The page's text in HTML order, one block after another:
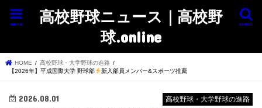
高校野球ニュース｜高校野
球.online
search
menu
HOME
高校野球・大学野球の進路
【2026年】平成国際大学 野球部
新入部員メンバー&スポーツ推薦
高校野球・大学野球の進路
2026.08.01